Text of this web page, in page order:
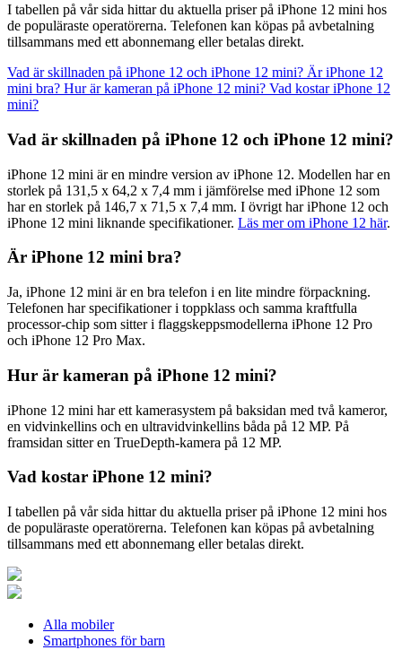
I tabellen på vår sida hittar du aktuella priser på iPhone 12 mini hos
de populäraste operatörerna. Telefonen kan köpas på avbetalning
tillsammans med ett abonnemang eller betalas direkt.
Vad är skillnaden på iPhone 12 och iPhone 12 mini? Är iPhone 12
mini bra? Hur är kameran på iPhone 12 mini? Vad kostar iPhone 12
mini?
Vad är skillnaden på iPhone 12 och iPhone 12 mini?
iPhone 12 mini är en mindre version av iPhone 12. Modellen har en
storlek på 131,5 x 64,2 x 7,4 mm i jämförelse med iPhone 12 som
har en storlek på 146,7 x 71,5 x 7,4 mm. I övrigt har iPhone 12 och
iPhone 12 mini liknande specifikationer. Läs mer om iPhone 12 här.
Är iPhone 12 mini bra?
Ja, iPhone 12 mini är en bra telefon i en lite mindre förpackning.
Telefonen har specifikationer i toppklass och samma kraftfulla
processor-chip som sitter i flaggskeppsmodellerna iPhone 12 Pro
och iPhone 12 Pro Max.
Hur är kameran på iPhone 12 mini?
iPhone 12 mini har ett kamerasystem på baksidan med två kameror,
en vidvinkellins och en ultravidvinkellins båda på 12 MP. På
framsidan sitter en TrueDepth-kamera på 12 MP.
Vad kostar iPhone 12 mini?
I tabellen på vår sida hittar du aktuella priser på iPhone 12 mini hos
de populäraste operatörerna. Telefonen kan köpas på avbetalning
tillsammans med ett abonnemang eller betalas direkt.
Alla mobiler
Smartphones för barn